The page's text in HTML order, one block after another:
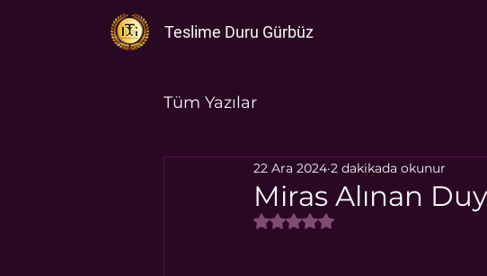
Teslime Duru Gürbüz
Tüm Yazılar
Miras Alınan
22 Ara 2024 2 dakikada okunur
5 üzerinden NaN yıldız